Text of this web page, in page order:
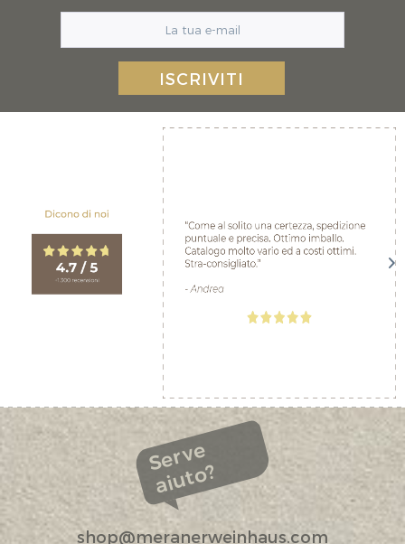
ISCRIVITI
Serve
aiuto?
shop@meranerweinhaus.com